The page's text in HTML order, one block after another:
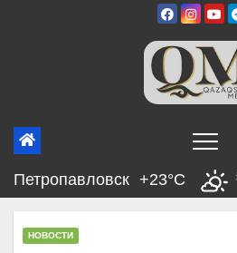
Петропавловск +23°C
НОВОСТИ